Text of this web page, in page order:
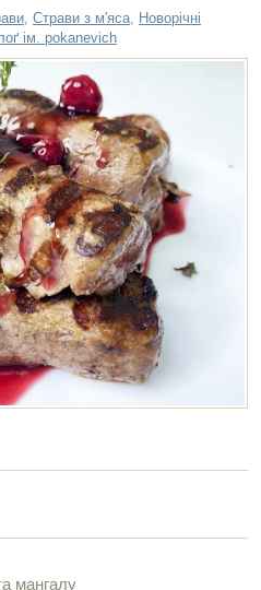
, Страви з м'яса, Новорічні
ім. pokanevich
мангалу